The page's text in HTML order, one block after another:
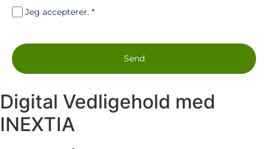
Jeg accepterer. *
Send
Digital Vedligehold med
INEXTIA